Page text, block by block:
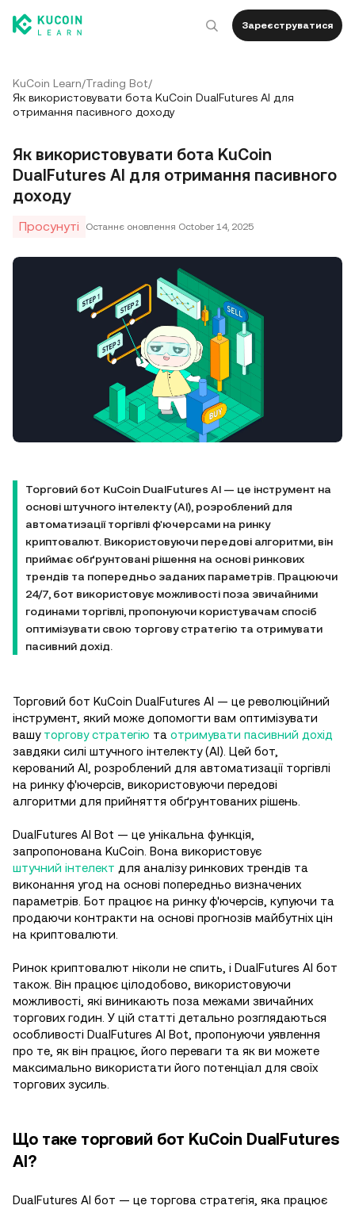
Зареєструватися
KuCoin Learn/Trading Bot/
Як використовувати бота KuCoin DualFutures AI для
отримання пасивного доходу
Як використовувати бота KuCoin
DualFutures AI для отримання пасивного
доходу
Просунуті Останнє оновлення October 14, 2025
Торговий бот KuCoin DualFutures AI — це інструмент на
основі штучного інтелекту (AI), розроблений для
автоматизації торгівлі ф'ючерсами на ринку
криптовалют. Використовуючи передові алгоритми, він
приймає обґрунтовані рішення на основі ринкових
трендів та попередньо заданих параметрів. Працюючи
24/7, бот використовує можливості поза звичайними
годинами торгівлі, пропонуючи користувачам спосіб
оптимізувати свою торгову стратегію та отримувати
пасивний дохід.
Торговий бот KuCoin DualFutures AI — це революційний
інструмент, який може допомогти вам оптимізувати
вашу торгову стратегію та отримувати пасивний дохід
завдяки силі штучного інтелекту (AI). Цей бот,
керований AI, розроблений для автоматизації торгівлі
на ринку ф'ючерсів, використовуючи передові
алгоритми для прийняття обґрунтованих рішень.
DualFutures AI Bot — це унікальна функція,
запропонована KuCoin. Вона використовує
штучний інтелект для аналізу ринкових трендів та
виконання угод на основі попередньо визначених
параметрів. Бот працює на ринку ф'ючерсів, купуючи та
продаючи контракти на основі прогнозів майбутніх цін
на криптовалюти.
Ринок криптовалют ніколи не спить, і DualFutures AI бот
також. Він працює цілодобово, використовуючи
можливості, які виникають поза межами звичайних
торгових годин. У цій статті детально розглядаються
особливості DualFutures AI Bot, пропонуючи уявлення
про те, як він працює, його переваги та як ви можете
максимально використати його потенціал для своїх
торгових зусиль.
Що таке торговий бот KuCoin DualFutures
AI?
DualFutures AI бот — це торгова стратегія, яка працює